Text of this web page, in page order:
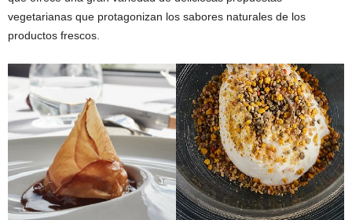
vegetarianas que protagonizan los sabores naturales de los
productos frescos.